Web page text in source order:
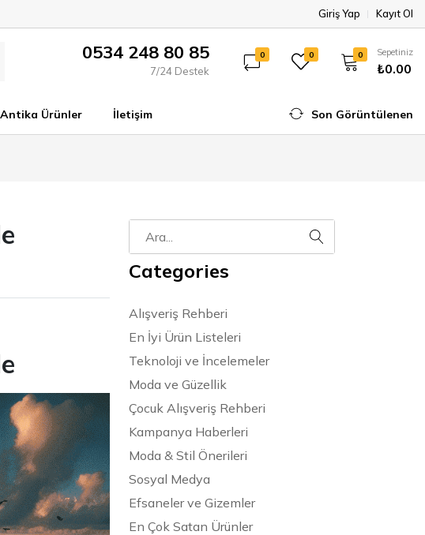
Giriş Yap Kayıt Ol
0534 248 80 85
7/24 Destek
0 0 0 Sepetiniz
₺0.00
Antika Ürünler İletişim Son Görüntülenen
Categories
Alışveriş Rehberi
En İyi Ürün Listeleri
Teknoloji ve İncelemeler
Moda ve Güzellik
Çocuk Alışveriş Rehberi
Kampanya Haberleri
Moda & Stil Önerileri
Sosyal Medya
Efsaneler ve Gizemler
En Çok Satan Ürünler